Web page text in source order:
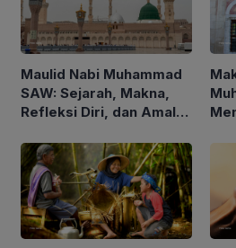
Maulid Nabi Muhammad
SAW: Sejarah, Makna,
Refleksi Diri, dan Amalan